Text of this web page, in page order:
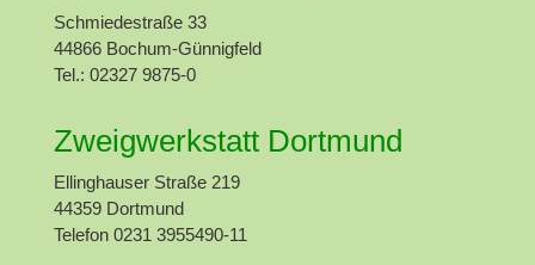
Schmiedestraße 33
44866 Bochum-Günnigfeld
Tel.: 02327 9875-0
Zweigwerkstatt Dortmund
Ellinghauser Straße 219
44359 Dortmund
Telefon 0231 3955490-11